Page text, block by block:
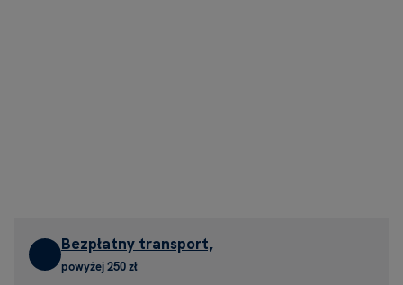
Bezpłatny transport,
powyżej 250 zł